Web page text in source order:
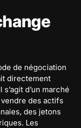
de négociation
directement
d’un marché
des actifs
des jetons
Les